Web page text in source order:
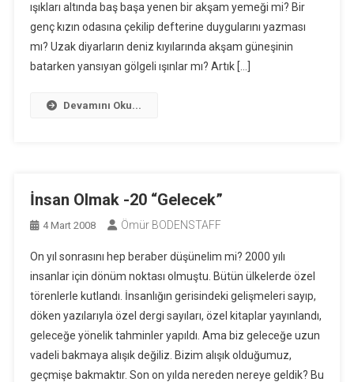
ışıkları altında baş başa yenen bir akşam yemeği mi? Bir
genç kızın odasına çekilip defterine duygularını yazması
mı? Uzak diyarların deniz kıyılarında akşam güneşinin
batarken yansıyan gölgeli ışınlar mı? Artık […]
Devamını Oku...
İnsan Olmak -20 “Gelecek”
4 Mart 2008 Ömür BODENSTAFF
On yıl sonrasını hep beraber düşünelim mi? 2000 yılı
insanlar için dönüm noktası olmuştu. Bütün ülkelerde özel
törenlerle kutlandı. İnsanlığın gerisindeki gelişmeleri sayıp,
döken yazılarıyla özel dergi sayıları, özel kitaplar yayınlandı,
geleceğe yönelik tahminler yapıldı. Ama biz geleceğe uzun
vadeli bakmaya alışık değiliz. Bizim alışık olduğumuz,
geçmişe bakmaktır. Son on yılda nereden nereye geldik? Bu